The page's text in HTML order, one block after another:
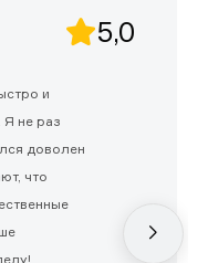
5,0
и
Я не раз
доволен
что